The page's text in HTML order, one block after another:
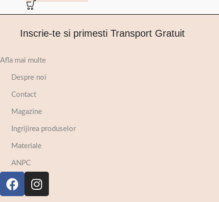
Inscrie-te si primesti Transport Gratuit
Afla mai multe
Despre noi
Contact
Magazine
Ingrijirea produselor
Materiale
ANPC